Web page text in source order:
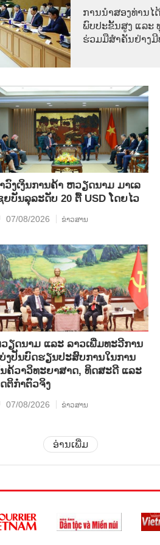
ການ​ນຳ​ສອງ​ທ່ານ​ໄ
ພົບ​ປະ​ຂັ້ນ​ສູງ ແລະ
ຮ່ວມ​ມື​ສຳ​ຄັນ​ຢ່າງ​
ວົງ​ເງິນ​ການ​ຄ້າ ຫວຽດ​ນາມ ມາ​ເລ​
ຍ​ບັນ​ລຸ​ລະ​ດັບ 20 ຕື້ USD ໂດຍ​ໄວ
07/08/2026 ຂ່າວສານ
ຽດ​ນາມ ແລະ ລາວ​ເພີ່ມ​ທະ​ວີ​ການ​
ງ​ປັນ​ບົດ​ຮຽນ​ປະ​ສົບ​ການ​ໃນ​ການ​
ຄ້​ວາ​ວິ​ທະ​ຍາ​ສາດ, ທິດ​ສະ​ດີ ແລະ
ຕິ​ກຳຕົວ​ຈິງ
07/08/2026 ຂ່າວສານ
ອ່ານເພີ່ມ